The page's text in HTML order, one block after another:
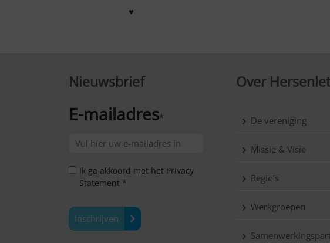
♥
Nieuwsbrief
E-mailadres*
Ik ga akkoord met het Privacy
Statement *
Inschrijven
Over
De vereniging
Missie & Visie
Regio’s
Werkgroepen